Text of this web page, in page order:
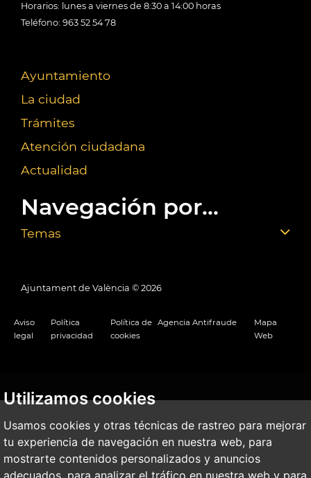
Utilizamos cookies
Usamos cookies y otras técnicas de rastreo para mejorar
tu experiencia de navegación en nuestra web, para
mostrarte contenidos personalizados y anuncios
adecuados, para analizar el tráfico en nuestra web y para
Horarios: lunes a viernes de 8:30 a 14:00 horas
Teléfono: 963 52 54 78
Ayuntamiento
La ciudad
Trámites
Atención ciudadana
Actualidad
Navegación por...
Temas
Ajuntament de València © 2026
Aviso
legal
Política
privacidad
Política de
cookies
Agencia Antifraude
Mapa
Web